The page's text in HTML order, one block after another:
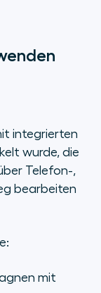
integrierten
wurde, die
Telefon-,
bearbeiten
mit